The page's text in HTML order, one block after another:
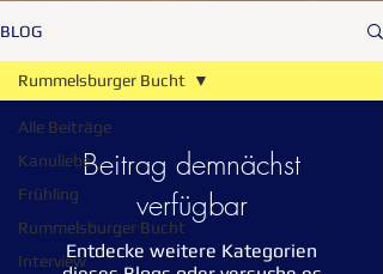
BLOG
Alle Beiträge
Kanuliebe
Frühling
Rummelsburger Bucht
Interview
Rummelsburger Bucht
Beitrag demnächst
verfügbar
Entdecke weitere Kategorien